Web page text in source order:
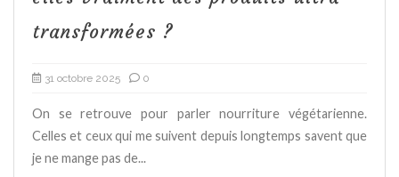
transformées ?
31 octobre 2025 0
On se retrouve pour parler nourriture végétarienne.
Celles et ceux qui me suivent depuis longtemps savent que
je ne mange pas de...